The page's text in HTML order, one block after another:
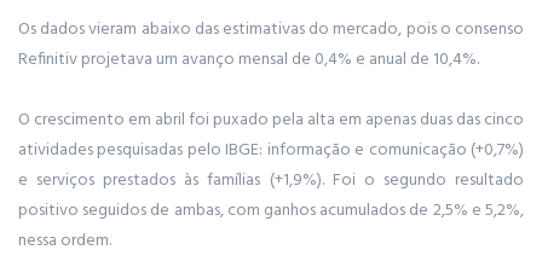
Os dados vieram abaixo das estimativas do mercado, pois o consenso
Refinitiv projetava um avanço mensal de 0,4% e anual de 10,4%.
O crescimento em abril foi puxado pela alta em apenas duas das cinco
atividades pesquisadas pelo IBGE: informação e comunicação (+0,7%)
e serviços prestados às famílias (+1,9%). Foi o segundo resultado
positivo seguidos de ambas, com ganhos acumulados de 2,5% e 5,2%,
nessa ordem.